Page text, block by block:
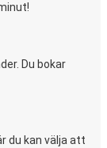
Du bokar
du kan välja att